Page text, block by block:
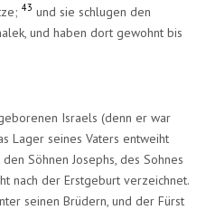
43 und sie schlugen den
und haben dort gewohnt bis
Israels (denn er war
Lager seines Vaters entweiht
Söhnen Josephs, des Sohnes
nach der Erstgeburt verzeichnet.
seinen Brüdern, und der Fürst